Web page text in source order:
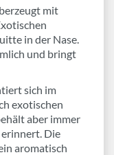
mit
in der Nase.
und bringt
sich im
exotischen
aber immer
Die
aromatisch